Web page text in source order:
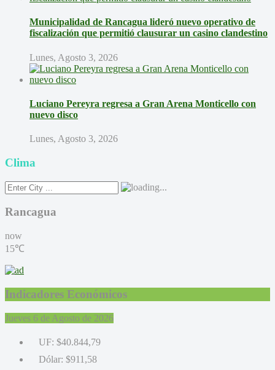
Municipalidad de Rancagua lideró nuevo operativo de
fiscalización que permitió clausurar un casino clandestino
Lunes, Agosto 3, 2026
Luciano Pereyra regresa a Gran Arena Monticello con
nuevo disco
Lunes, Agosto 3, 2026
Clima
Rancagua
now
15℃
Indicadores Económicos
Jueves 6 de Agosto de 2026
UF: $40.844,79
Dólar: $911,58